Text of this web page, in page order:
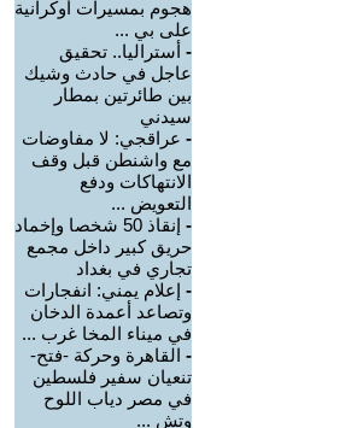
هجوم بمسيرات أوكرانية
على بي ...
- أستراليا.. تحقيق
عاجل في حادث وشيك
بين طائرتين بمطار
سيدني
- عراقجي: لا مفاوضات
مع واشنطن قبل وقف
الانتهاكات ودفع
التعويض ...
-
إنقاذ 50 شخصا وإخماد
حريق كبير داخل مجمع
تجاري في بغداد
- إعلام يمني: انفجارات
وتصاعد أعمدة الدخان
في ميناء المخا غرب ...
- القاهرة وحركة -فتح-
تنعيان سفير فلسطين
في مصر دياب اللوح
وتش ...